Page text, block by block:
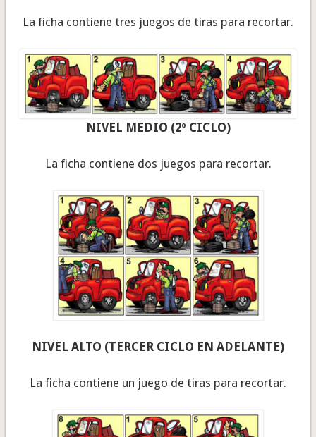
La ficha contiene tres juegos de tiras para recortar.
NIVEL MEDIO (2º CICLO)
La ficha contiene dos juegos para recortar.
NIVEL ALTO (TERCER CICLO EN ADELANTE)
La ficha contiene un juego de tiras para recortar.